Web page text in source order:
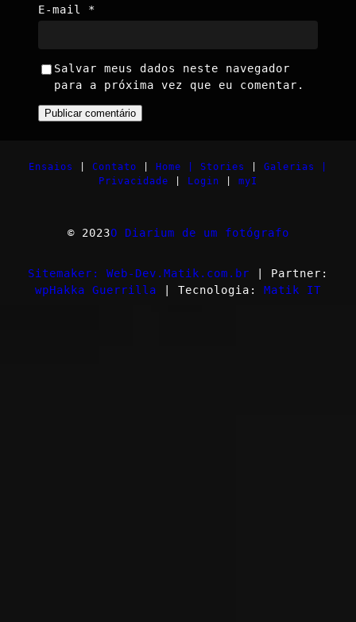
E-mail *
Salvar meus dados neste navegador
para a próxima vez que eu comentar.
Ensaios Contato Home | Stories
Galerias |
Privacidade
Login myI
© 2023O Diarium de um fotógrafo
Sitemaker: Web-Dev.Matik.com.br | Partner:
wpHakka Guerrilla | Tecnologia: Matik IT